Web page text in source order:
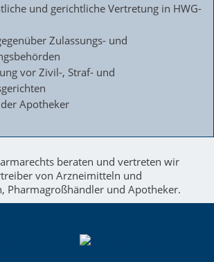
und gerichtliche Vertretung in HWG-
Zulassungs- und
vor Zivil-, Straf- und
Apotheker
beraten und vertreten wir
von Arzneimitteln und
Pharmagroßhändler und Apotheker.